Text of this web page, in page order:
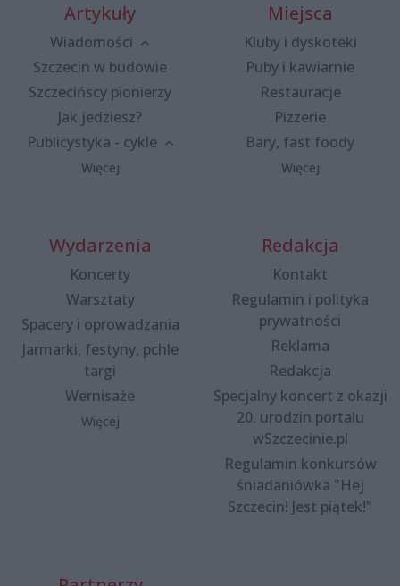
Artykuły
Wiadomości
Szczecin w budowie
Szczecińscy pionierzy
Jak jedziesz?
Publicystyka - cykle
Więcej
Miejsca
Kluby i dyskoteki
Puby i kawiarnie
Restauracje
Pizzerie
Bary, fast foody
Więcej
Wydarzenia
Koncerty
Warsztaty
Spacery i oprowadzania
Jarmarki, festyny, pchle
targi
Wernisaże
Więcej
Redakcja
Kontakt
Regulamin i polityka
prywatności
Reklama
Redakcja
Specjalny koncert z okazji
20. urodzin portalu
wSzczecinie.pl
Regulamin konkursów
śniadaniówka "Hej
Szczecin! Jest piątek!"